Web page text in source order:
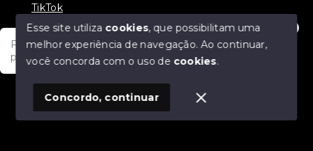
Fale com um de nossos consultores! Estamos
prontos para atende-lo e orienta-lo!
TikTok
© Copyright 2026 - JDF NEGOCIOS IMOBILIARIOS -
SITE PARA IMOBILIARIA
Esse site utiliza cookies, que possibilitam uma
melhor experiência de navegação.Ao continuar,
você concorda com o uso de cookies.
Concordo, continuar